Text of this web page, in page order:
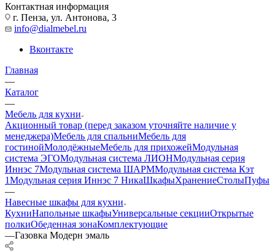
Контактная информация
г. Пенза, ул. Антонова, 3
info@dialmebel.ru
Вконтакте
Главная
—
Каталог
—
Мебель для кухни
Акционный товар (перед заказом уточняйте наличие у
менеджера)Мебель для спальниМебель для
гостинойМолодёжныеМебель для прихожейМодульная
система ЭГОМодульная система ЛИОНМодульная серия
Иннэс 7Модульная система ШАРММодульная система Кэт
1Модульная серия Иннэс 7 НикаШкафыХранениеСтолыПуфы
—
Навесные шкафы для кухни
КухниНапольные шкафыУниверсальные секцииОткрытые
полкиОбеденная зонаКомплектующие
—Газовка Модерн эмаль